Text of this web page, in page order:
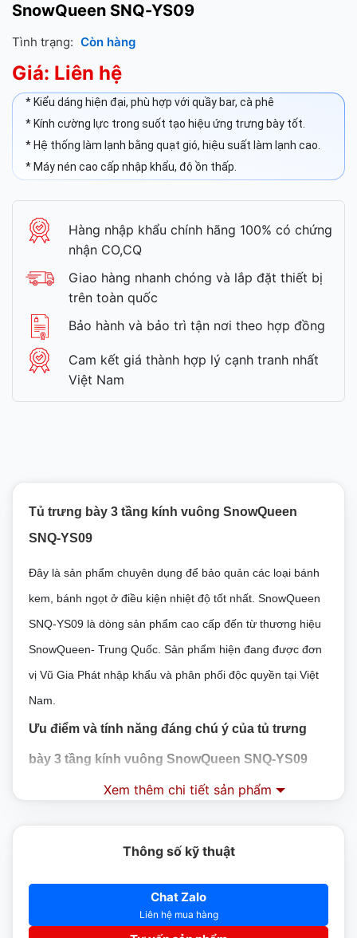
SnowQueen SNQ-YS09
Tình trạng: Còn hàng
Giá: Liên hệ
* Kiểu dáng hiện đại, phù hợp với quầy bar, cà phê
* Kính cường lực trong suốt tạo hiệu ứng trưng bày tốt.
* Hệ thống làm lạnh bằng quạt gió, hiệu suất làm lạnh cao.
* Máy nén cao cấp nhập khẩu, độ ồn thấp.
Hàng nhập khẩu chính hãng 100% có chứng
nhận CO,CQ
Giao hàng nhanh chóng và lắp đặt thiết bị
trên toàn quốc
Bảo hành và bảo trì tận nơi theo hợp đồng
Cam kết giá thành hợp lý cạnh tranh nhất
Việt Nam
Tủ trưng bày 3 tầng kính vuông SnowQueen
SNQ-YS09
Đây là sản phẩm chuyên dụng để bảo quản các loại bánh
kem, bánh ngọt ở điều kiện nhiệt độ tốt nhất. SnowQueen
SNQ-YS09 là dòng sản phẩm cao cấp đến từ thương hiệu
SnowQueen- Trung Quốc. Sản phẩm hiện đang được đơn
vị Vũ Gia Phát nhập khẩu và phân phối độc quyền tại Việt
Nam.
Ưu điểm và tính năng đáng chú ý của tủ trưng
bày 3 tầng kính vuông SnowQueen SNQ-YS09
– SnowQueen được sử dụng khá phổ biến ở các tiệm bánh
các loại thực phẩm ở dải nhiệt từ 2- 8 độ C
đặt sản phẩm ở nhiều vị trí khác nhau mà không tốn quá
nhiều diện tích
Xem thêm chi tiết sản phẩm
Thông số kỹ thuật
Chat Zalo
Liên hệ mua hàng